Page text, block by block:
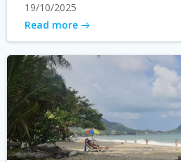
19/10/2025
Read more